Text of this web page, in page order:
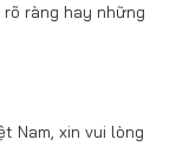
ràng hay những
Nam, xin vui lòng